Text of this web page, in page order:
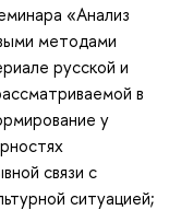
«Анализ
методами
русской и
в
у
связи с
ситуацией;